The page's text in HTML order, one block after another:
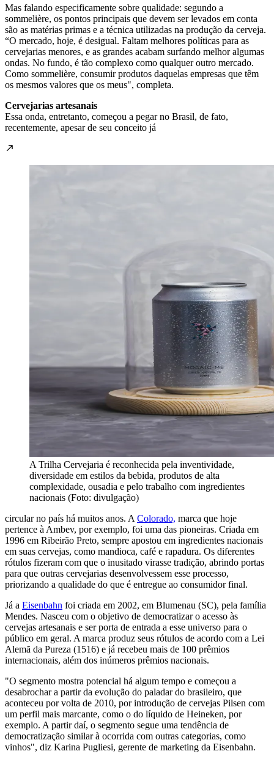
Mas falando especificamente sobre qualidade: segundo a
sommelière, os pontos principais que devem ser levados em conta
são as matérias primas e a técnica utilizadas na produção da cerveja.
“O mercado, hoje, é desigual. Faltam melhores políticas para as
cervejarias menores, e as grandes acabam surfando melhor algumas
ondas. No fundo, é tão complexo como qualquer outro mercado.
Como sommelière, consumir produtos daquelas empresas que têm
os mesmos valores que os meus", completa.
Cervejarias artesanais
Essa onda, entretanto, começou a pegar no Brasil, de fato,
recentemente, apesar de seu conceito já
A Trilha Cervejaria é reconhecida pela inventividade,
diversidade em estilos da bebida, produtos de alta
complexidade, ousadia e pelo trabalho com ingredientes
nacionais (Foto: divulgação)
circular no país há muitos anos. A Colorado, marca que hoje
pertence à Ambev, por exemplo, foi uma das pioneiras. Criada em
1996 em Ribeirão Preto, sempre apostou em ingredientes nacionais
em suas cervejas, como mandioca, café e rapadura. Os diferentes
rótulos fizeram com que o inusitado virasse tradição, abrindo portas
para que outras cervejarias desenvolvessem esse processo,
priorizando a qualidade do que é entregue ao consumidor final.
Já a Eisenbahn foi criada em 2002, em Blumenau (SC), pela família
Mendes. Nasceu com o objetivo de democratizar o acesso às
cervejas artesanais e ser porta de entrada a esse universo para o
público em geral. A marca produz seus rótulos de acordo com a Lei
Alemã da Pureza (1516) e já recebeu mais de 100 prêmios
internacionais, além dos inúmeros prêmios nacionais.
"O segmento mostra potencial há algum tempo e começou a
desabrochar a partir da evolução do paladar do brasileiro, que
aconteceu por volta de 2010, por introdução de cervejas Pilsen com
um perfil mais marcante, como o do líquido de Heineken, por
exemplo. A partir daí, o segmento segue uma tendência de
democratização similar à ocorrida com outras categorias, como
vinhos", diz Karina Pugliesi, gerente de marketing da Eisenbahn.